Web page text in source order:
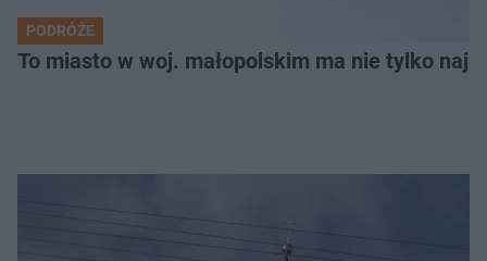
PODRÓŻE
To miasto w woj. małopolskim ma nie tylko